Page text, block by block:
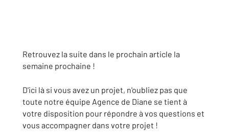
Retrouvez la suite dans le prochain article la
semaine prochaine !
D'ici là si vous avez un projet, n'oubliez pas que
toute notre équipe Agence de Diane se tient à
votre disposition pour répondre à vos questions et
vous accompagner dans votre projet !